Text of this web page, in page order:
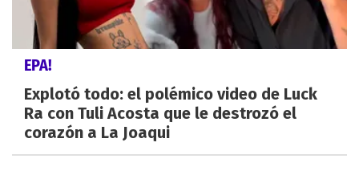
EPA!
Explotó todo: el polémico video de Luck
Ra con Tuli Acosta que le destrozó el
corazón a La Joaqui